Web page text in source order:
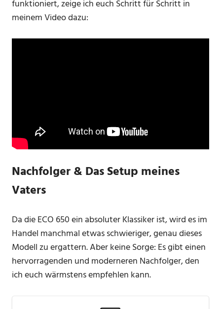
funktioniert, zeige ich euch Schritt für Schritt in
meinem Video dazu:
Nachfolger & Das Setup meines
Vaters
Da die ECO 650 ein absoluter Klassiker ist, wird es im
Handel manchmal etwas schwieriger, genau dieses
Modell zu ergattern. Aber keine Sorge: Es gibt einen
hervorragenden und moderneren Nachfolger, den
ich euch wärmstens empfehlen kann.